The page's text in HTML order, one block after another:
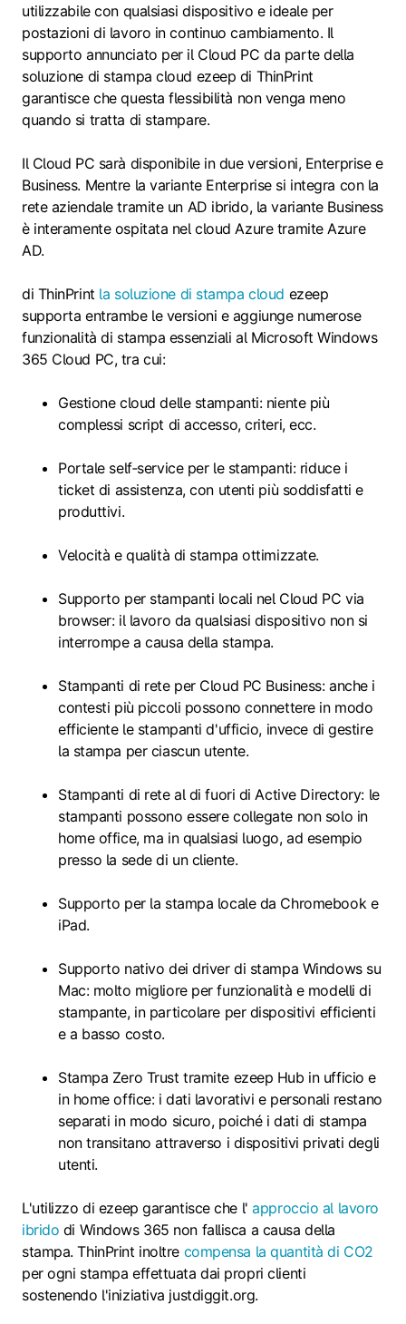
utilizzabile con qualsiasi dispositivo e ideale per
postazioni di lavoro in continuo cambiamento. Il
supporto annunciato per il Cloud PC da parte della
soluzione di stampa cloud ezeep di ThinPrint
garantisce che questa flessibilità non venga meno
quando si tratta di stampare.
Il Cloud PC sarà disponibile in due versioni, Enterprise e
Business. Mentre la variante Enterprise si integra con la
rete aziendale tramite un AD ibrido, la variante Business
è interamente ospitata nel cloud Azure tramite Azure
AD.
di ThinPrint la soluzione di stampa cloud ezeep
supporta entrambe le versioni e aggiunge numerose
funzionalità di stampa essenziali al Microsoft Windows
365 Cloud PC, tra cui:
Gestione cloud delle stampanti: niente più
complessi script di accesso, criteri, ecc.
Portale self‑service per le stampanti: riduce i
ticket di assistenza, con utenti più soddisfatti e
produttivi.
Velocità e qualità di stampa ottimizzate.
Supporto per stampanti locali nel Cloud PC via
browser: il lavoro da qualsiasi dispositivo non si
interrompe a causa della stampa.
Stampanti di rete per Cloud PC Business: anche i
contesti più piccoli possono connettere in modo
efficiente le stampanti d'ufficio, invece di gestire
la stampa per ciascun utente.
Stampanti di rete al di fuori di Active Directory: le
stampanti possono essere collegate non solo in
home office, ma in qualsiasi luogo, ad esempio
presso la sede di un cliente.
Supporto per la stampa locale da Chromebook e
iPad.
Supporto nativo dei driver di stampa Windows su
Mac: molto migliore per funzionalità e modelli di
stampante, in particolare per dispositivi efficienti
e a basso costo.
Stampa Zero Trust tramite ezeep Hub in ufficio e
in home office: i dati lavorativi e personali restano
separati in modo sicuro, poiché i dati di stampa
non transitano attraverso i dispositivi privati degli
utenti.
L'utilizzo di ezeep garantisce che l'approccio al lavoro
ibrido di Windows 365 non fallisca a causa della
stampa. ThinPrint inoltre compensa la quantità di CO2
per ogni stampa effettuata dai propri clienti
sostenendo l'iniziativa justdiggit.org.